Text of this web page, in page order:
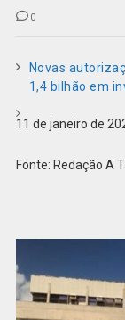
0
Novas
1,4 bilhão em
11 de janeiro de
Fonte: Redação A